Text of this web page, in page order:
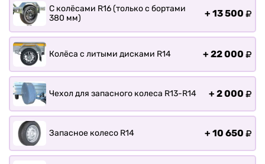
С колёсами R16 (только с бортами
380 мм)
+ 13 500
Колёса с литыми дисками R14 + 22 000
Чехол для запасного колеса R13-R14 + 2 000
Запасное колесо R14 + 10 650